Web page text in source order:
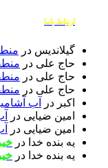
ارتباط باما
گیلاندیس در
حاج علی در
حاج علی در
حاج علی در
اکبر در
آب
امین ضیایی در
امین ضیایی در
یه بنده خدا در
یه بنده خدا در